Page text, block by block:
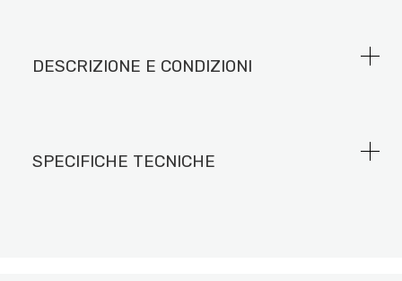
DESCRIZIONE E CONDIZIONI
SPECIFICHE TECNICHE